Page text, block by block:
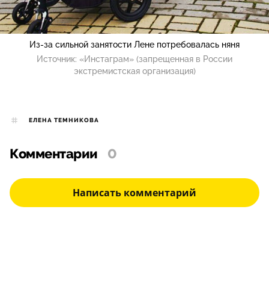
Из-за сильной занятости Лене потребовалась няня
Источник: «Инстаграм» (запрещенная в России
экстремистская организация)
ЕЛЕНА ТЕМНИКОВА
Комментарии 0
Написать комментарий